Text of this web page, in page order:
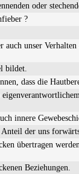
oder
?
auch unser
bildet.
dass die
innere
der uns
übertragen
Beziehungen.